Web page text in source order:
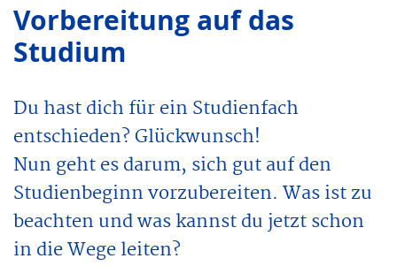
Vorbereitung auf das
Studium
Du hast dich für ein Studienfach
entschieden? Glückwunsch!
Nun geht es darum, sich gut auf den
Studienbeginn vorzubereiten. Was ist zu
beachten und was kannst du jetzt schon
in die Wege leiten?